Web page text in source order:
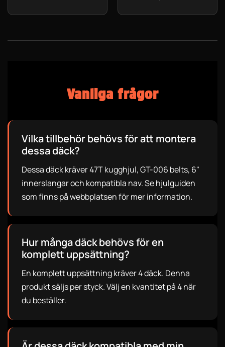
Vanliga frågor
Vilka tillbehör behövs för att montera
dessa däck?
Dessa däck kräver 47T kugghjul, GT-006 belts, 6"
innerslangar och kompatibla nav. Se hjulguiden
som finns på webbplatsen för mer information.
Hur många däck behövs för en
komplett uppsättning?
En komplett uppsättning kräver 4 däck. Denna
produkt säljs per styck. Välj en kvantitet på 4 när
du beställer.